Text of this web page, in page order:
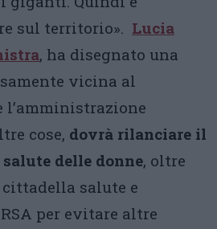
sul territorio». Lucia
, ha disegnato una
vicina al
l’amministrazione
cose, dovrà rilanciare il
delle donne, oltre
salute e
per evitare altre